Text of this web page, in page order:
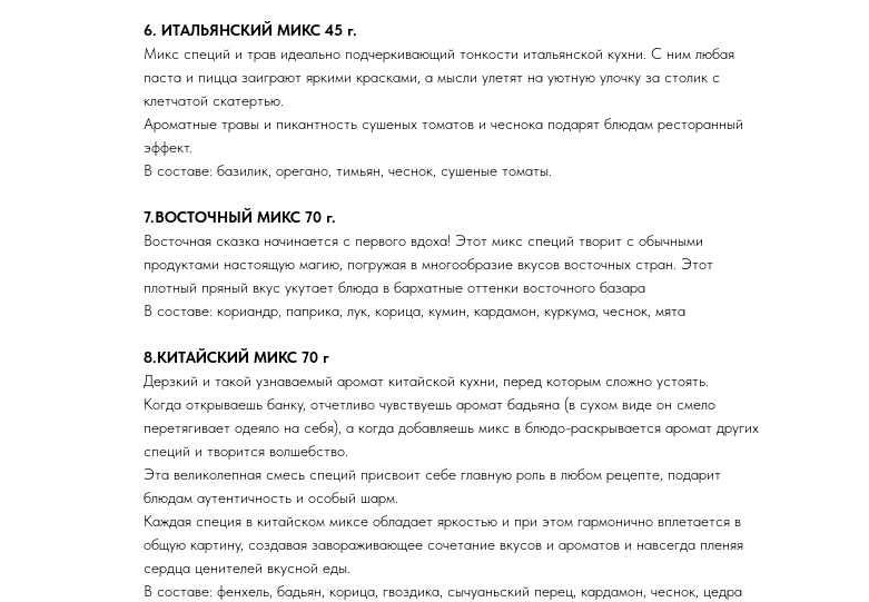
6. ИТАЛЬЯНСКИЙ МИКС 45 г.
Микс специй и трав идеально подчеркивающий тонкости итальянской кухни. С ним любая
паста и пицца заиграют яркими красками, а мысли улетят на уютную улочку за столик с
клетчатой скатертью.
Ароматные травы и пикантность сушеных томатов и чеснока подарят блюдам ресторанный
эффект.
В составе: базилик, орегано, тимьян, чеснок, сушеные томаты.
7.ВОСТОЧНЫЙ МИКС 70 г.
Восточная сказка начинается с первого вдоха! Этот микс специй творит с обычными
продуктами настоящую магию, погружая в многообразие вкусов восточных стран. Этот
плотный пряный вкус укутает блюда в бархатные оттенки восточного базара
В составе: кориандр, паприка, лук, корица, кумин, кардамон, куркума, чеснок, мята
8.КИТАЙСКИЙ МИКС 70 г
Дерзкий и такой узнаваемый аромат китайской кухни, перед которым сложно устоять.
Когда открываешь банку, отчетливо чувствуешь аромат бадьяна (в сухом виде он смело
перетягивает одеяло на себя), а когда добавляешь микс в блюдо-раскрывается аромат других
специй и творится волшебство.
Эта великолепная смесь специй присвоит себе главную роль в любом рецепте, подарит
блюдам аутентичность и особый шарм.
Каждая специя в китайском миксе обладает яркостью и при этом гармонично вплетается в
общую картину, создавая завораживающее сочетание вкусов и ароматов и навсегда пленяя
сердца ценителей вкусной еды.
В составе: фенхель, бадьян, корица, гвоздика, сычуаньский перец, кардамон, чеснок, цедра